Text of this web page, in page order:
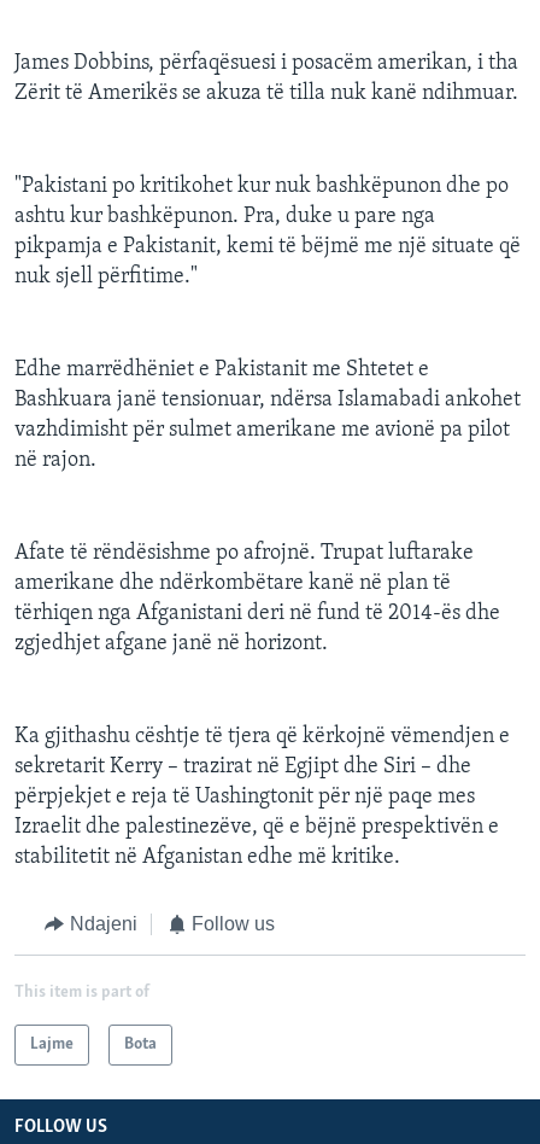
James Dobbins, përfaqësuesi i posacëm amerikan, i tha
Zërit të Amerikës se akuza të tilla nuk kanë ndihmuar.
"Pakistani po kritikohet kur nuk bashkëpunon dhe po
ashtu kur bashkëpunon. Pra, duke u pare nga
pikpamja e Pakistanit, kemi të bëjmë me një situate që
nuk sjell përfitime."
Edhe marrëdhëniet e Pakistanit me Shtetet e
Bashkuara janë tensionuar, ndërsa Islamabadi ankohet
vazhdimisht për sulmet amerikane me avionë pa pilot
në rajon.
Afate të rëndësishme po afrojnë. Trupat luftarake
amerikane dhe ndërkombëtare kanë në plan të
tërhiqen nga Afganistani deri në fund të 2014-ës dhe
zgjedhjet afgane janë në horizont.
Ka gjithashu cështje të tjera që kërkojnë vëmendjen e
sekretarit Kerry – trazirat në Egjipt dhe Siri – dhe
përpjekjet e reja të Uashingtonit për një paqe mes
Izraelit dhe palestinezëve, që e bëjnë prespektivën e
stabilitetit në Afganistan edhe më kritike.
Ndajeni Follow us
This item is part of
Lajme Bota
FOLLOW US